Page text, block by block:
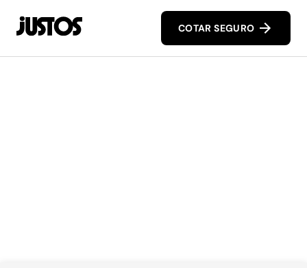
COTAR SEGURO